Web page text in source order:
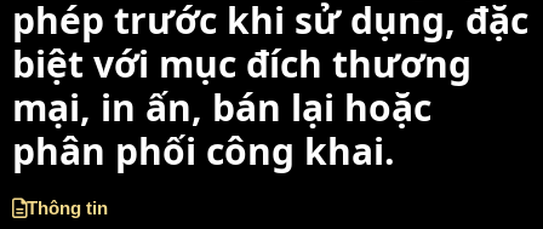
phép trước khi sử dụng, đặc
biệt với mục đích thương
mại, in ấn, bán lại hoặc
phân phối công khai.
Thông tin